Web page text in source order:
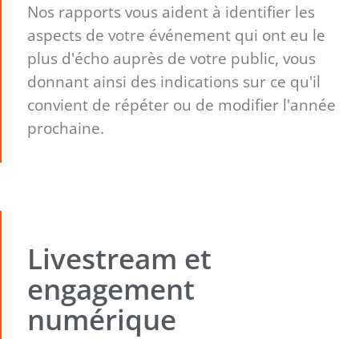
Nos rapports vous aident à identifier les
aspects de votre événement qui ont eu le
plus d'écho auprès de votre public, vous
donnant ainsi des indications sur ce qu'il
convient de répéter ou de modifier l'année
prochaine.
Livestream et
engagement
numérique